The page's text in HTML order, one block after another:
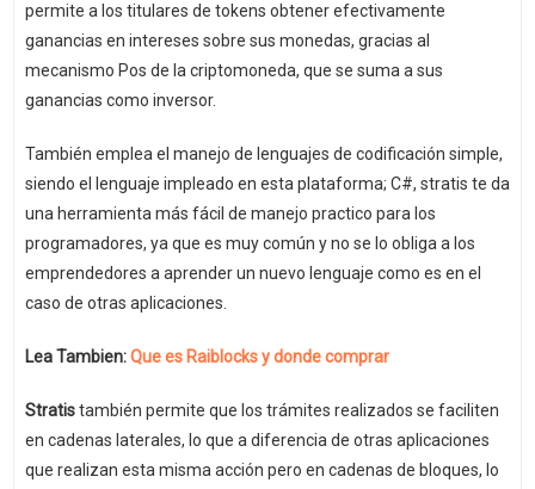
permite a los titulares de tokens obtener efectivamente
ganancias en intereses sobre sus monedas, gracias al
mecanismo Pos de la criptomoneda, que se suma a sus
ganancias como inversor.
También emplea el manejo de lenguajes de codificación simple,
siendo el lenguaje impleado en esta plataforma; C#, stratis te da
una herramienta más fácil de manejo practico para los
programadores, ya que es muy común y no se lo obliga a los
emprendedores a aprender un nuevo lenguaje como es en el
caso de otras aplicaciones.
Lea Tambien:Que es Raiblocks y donde comprar
Stratistambién permite que los trámites realizados se faciliten
en cadenas laterales, lo que a diferencia de otras aplicaciones
que realizan esta misma acción pero en cadenas de bloques, lo